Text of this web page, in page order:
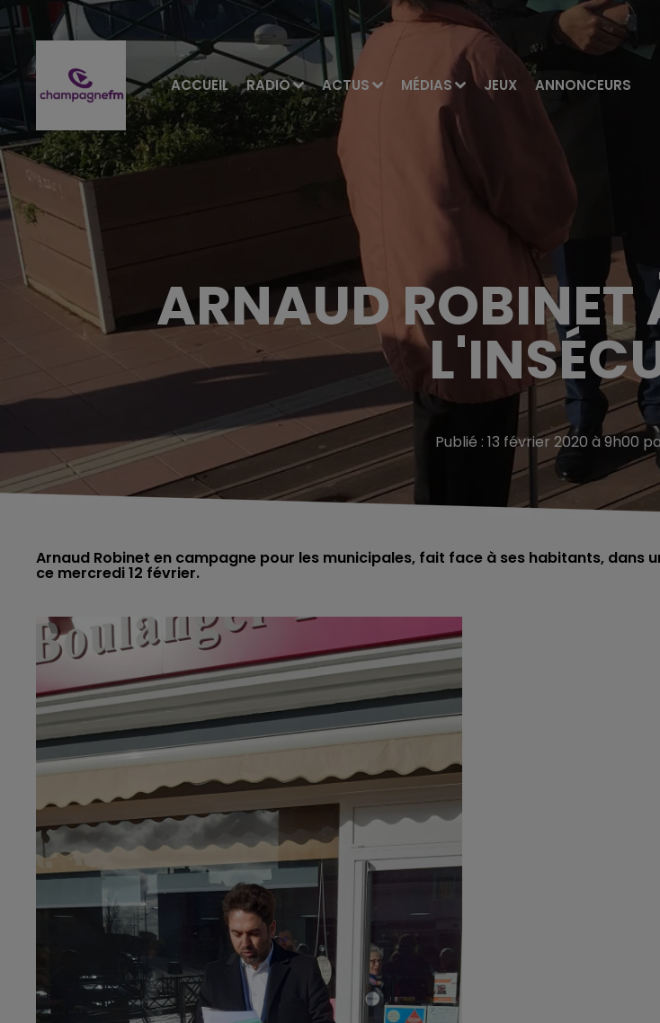
ACCUEIL RADIO ACTUS MÉDIAS JEUX ANNONCEURS
LE WEEK-END CHAMPAGNE FM
ARNAUD ROBINET
Publié : 13 février 2020 à 9h00
Arnaud Robinet en campagne pour les municipales, fait face à ses habitants, dans
ce mercredi 12 février.